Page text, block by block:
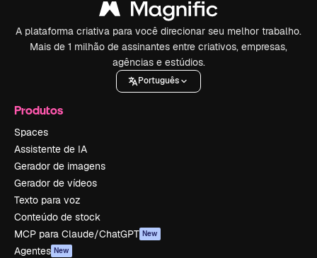
A plataforma criativa para você direcionar seu melhor trabalho.
Mais de 1 milhão de assinantes entre criativos, empresas,
agências e estúdios.
Português
Produtos
Spaces
Assistente de IA
Gerador de imagens
Gerador de vídeos
Texto para voz
Conteúdo de stock
MCP para Claude/ChatGPT New
Agentes New